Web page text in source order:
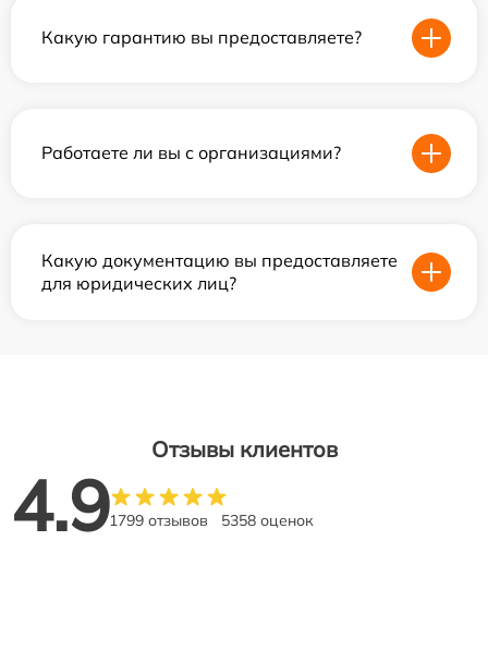
Какую гарантию вы предоставляете?
Работаете ли вы с организациями?
Какую документацию вы предоставляете
для юридических лиц?
Отзывы клиентов
4.91799 отзывов 5358 оценок